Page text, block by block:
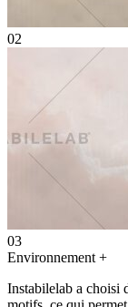
02
03
Environnement +
Instabilelab a choisi